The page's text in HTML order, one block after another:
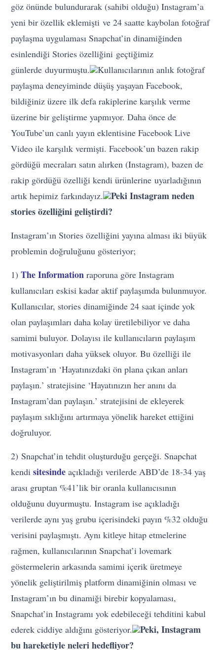
göz önünde bulundurarak (sahibi olduğu) Instagram’a
yeni bir özellik eklemişti ve 24 saatte kaybolan fotoğraf
paylaşma uygulaması Snapchat’in dinamiğinden
esinlendiği Stories özelliğini geçtiğimiz
günlerde duyurmuştu.
Kullanıcılarının anlık fotoğraf
paylaşma deneyiminde düşüş yaşayan Facebook,
bildiğiniz üzere ilk defa rakiplerine karşılık verme
üzerine bir geliştirme yapmıyor. Daha önce de
YouTube’un canlı yayın eklentisine Facebook Live
Video ile karşılık vermişti. Facebook’un bazen rakip
gördüğü mecraları satın alırken (Instagram), bazen de
rakip gördüğü özelliği kendi ürünlerine uyarladığının
artık hepimiz farkındayız.
Peki Instagram neden
stories özelliğini geliştirdi?
Instagram’ın Stories özelliğini yayına alması iki büyük
problemin doğruluğunu gösteriyor;
1)The Information raporuna göre Instagram
kullanıcıları eskisi kadar aktif paylaşımda bulunmuyor.
Kullanıcılar, stories dinamiğinde 24 saat içinde yok
olan paylaşımları daha kolay üretilebiliyor ve daha
samimi buluyor. Dolayısı ile kullanıcıların paylaşım
motivasyonları daha yüksek oluyor. Bu özelliği ile
Instagram’ın ‘Hayatınızdaki ön plana çıkan anları
paylaşın.’ stratejisine ‘Hayatınızın her anını da
Instagram’dan paylaşın.’ stratejisini de ekleyerek
paylaşım sıklığını artırmaya yönelik hareket ettiğini
doğruluyor.
2) Snapchat’in tehdit oluşturduğu gerçeği. Snapchat
kendisitesinde açıkladığı verilerde ABD’de 18-34 yaş
arası gruptan %41’lik bir oranla kullanıcısının
olduğunu duyurmuştu. Instagram ise açıkladığı
verilerde aynı yaş grubu içerisindeki payın %32 olduğu
verisini paylaşmıştı. Aynı kitleye hitap etmelerine
rağmen, kullanıcılarının Snapchat’i lovemark
göstermelerin arkasında samimi içerik üretmeye
yönelik geliştirilmiş platform dinamiğinin olması ve
Instagram’ın bu dinamiği birebir kopyalaması,
Snapchat’in Instagramı yok edebileceği tehditini kabul
ederek ciddiye aldığını gösteriyor.
Peki, Instagram
bu hareketiyle neleri hedefliyor?